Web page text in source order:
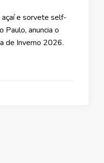
açaí e sorvete self-
Paulo, anuncia o
de Inverno 2026.